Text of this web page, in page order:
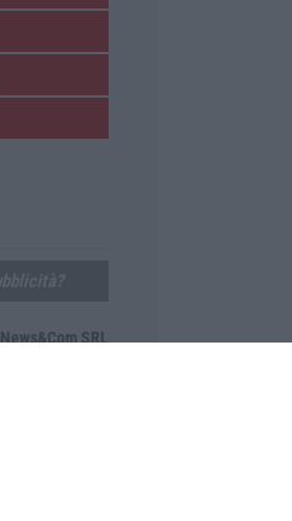
News&Com SRL